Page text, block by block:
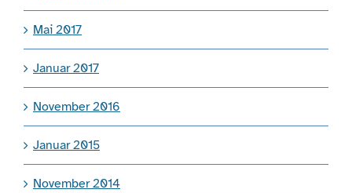
Mai 2017
Januar 2017
November 2016
Januar 2015
November 2014